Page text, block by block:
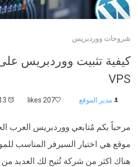
شروحات ووردبريس
كيفية تثبيت ووردبريس
VPS
مدير الموقع 207 likes
مرحباً بكم مُتابعي ووردبريس العرب
موقع هي اختيار السيرفر المناسب
هناك اكثر من شركة تُتيح لك العديد